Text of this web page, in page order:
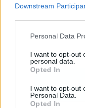
Downstream
Personal Data
I want to opt-out
personal data.
Opted In
I want to opt-out
Personal Data.
Opted In